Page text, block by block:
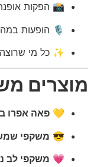
📸 הפקות
🎙 הופעות במה
✨ כל מי
מוצרים
💛 פאה אפרו
😎 משקפי
💗 משקפי לב